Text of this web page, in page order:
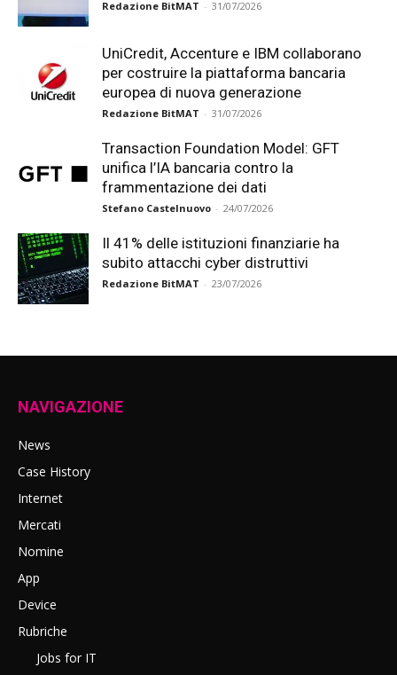
Redazione BitMAT - 31/07/2026
UniCredit, Accenture e IBM collaborano
per costruire la piattaforma bancaria
europea di nuova generazione
Redazione BitMAT - 31/07/2026
Transaction Foundation Model: GFT
unifica l’IA bancaria contro la
frammentazione dei dati
Stefano Castelnuovo - 24/07/2026
Il 41% delle istituzioni finanziarie ha
subito attacchi cyber distruttivi
Redazione BitMAT - 23/07/2026
NAVIGAZIONE
News
Case History
Internet
Mercati
Nomine
App
Device
Rubriche
Jobs for IT